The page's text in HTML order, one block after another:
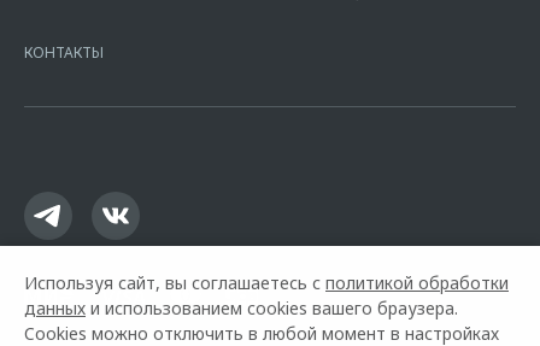
16.01.2015. Предложение ограничено и не является публичной
КОНТАКТЫ
Используя сайт, вы соглашаетесь с политикой обработки
данных и использованием cookies вашего браузера.
Cookies можно отключить в любой момент в настройках